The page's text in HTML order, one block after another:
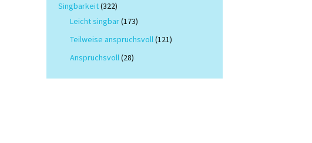
Singbarkeit(322)
Leicht singbar(173)
Teilweise anspruchsvoll(121)
Anspruchsvoll(28)